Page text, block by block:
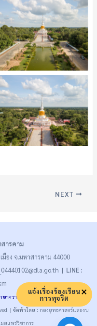
NEXT
สารคาม
มือง จ.มหาสารคาม 44000
| LINE :
ษาความมั่นคงปลอดภัย|นโยบายคุกกี้
| จัดทำโดย : กองยุทธศาสตร์และงบ
ยแพร่วิชาการ
แจ้งเรื่องร้องเรียน
การทุจริต